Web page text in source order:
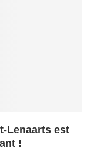
Lenaarts est
!